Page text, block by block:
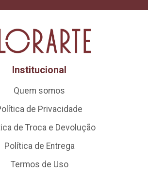
Institucional
Quem somos
de Privacidade
de Troca e Devolução
Política de Entrega
Termos de Uso